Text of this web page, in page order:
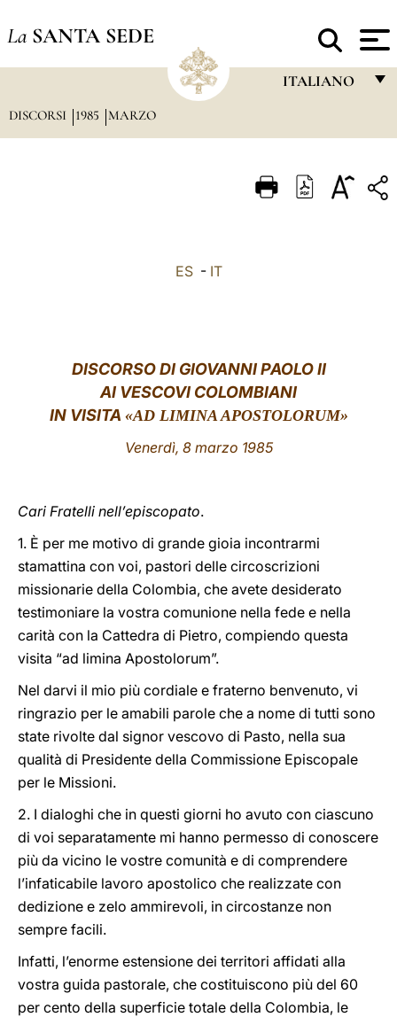
La SANTA SEDE
ITALIANO
ITALIANO
中文
LATINE
DISCORSI 1985 MARZO
ES- IT
DISCORSO DI GIOVANNI PAOLO II
AI VESCOVI COLOMBIANI
IN VISITA «AD LIMINA APOSTOLORUM»
Venerdì, 8 marzo 1985
Cari Fratelli nell’episcopato.
1. È per me motivo di grande gioia incontrarmi
stamattina con voi, pastori delle circoscrizioni
missionarie della Colombia, che avete desiderato
testimoniare la vostra comunione nella fede e nella
carità con la Cattedra di Pietro, compiendo questa
visita “ad limina Apostolorum”.
Nel darvi il mio più cordiale e fraterno benvenuto, vi
ringrazio per le amabili parole che a nome di tutti sono
state rivolte dal signor vescovo di Pasto, nella sua
qualità di Presidente della Commissione Episcopale
per le Missioni.
2. I dialoghi che in questi giorni ho avuto con ciascuno
di voi separatamente mi hanno permesso di conoscere
più da vicino le vostre comunità e di comprendere
l’infaticabile lavoro apostolico che realizzate con
dedizione e zelo ammirevoli, in circostanze non
sempre facili.
Infatti, l’enorme estensione dei territori affidati alla
vostra guida pastorale, che costituiscono più del 60
per cento della superficie totale della Colombia, le